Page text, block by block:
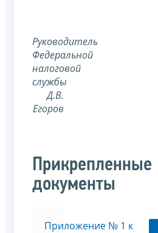
Руководитель
Федеральной
налоговой
службы
Д.В.
Егоров
Прикрепленные
документы
Приложение № 1 к